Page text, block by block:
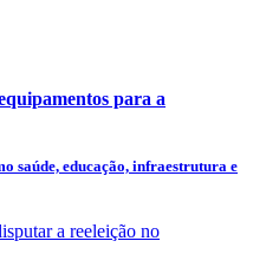
para a
saúde, educação, infraestrutura e